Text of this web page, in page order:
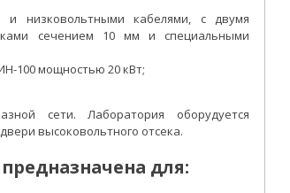
низковольтными кабелями, с двумя
сечением 10 мм и специальными
100 мощностью 20 кВт;
сети. Лаборатория оборудуется
высоковольтного отсека.
для: